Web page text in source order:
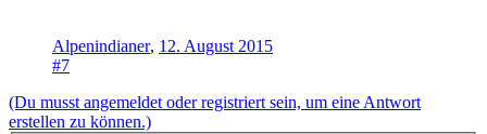
Alpenindianer, 12. August 2015
#7
(Du musst angemeldet oder registriert sein, um eine Antwort
erstellen zu können.)